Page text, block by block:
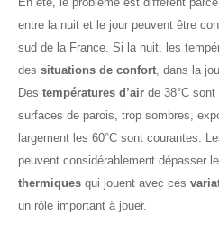
entre la nuit et le jour peuvent être
sud de la France. Si la nuit, les
des situations de confort, dans la
Des températures d’air de 38°C
surfaces de parois, trop sombres,
largement les 60°C sont courantes.
peuvent considérablement dépasser
thermiques qui jouent avec ces
un rôle important à jouer.